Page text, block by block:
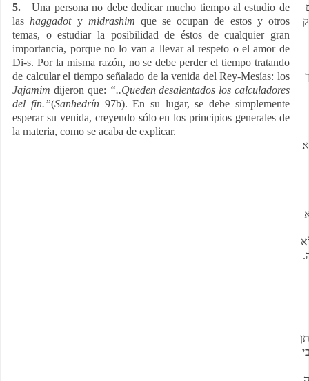
5. Una persona no debe dedicar mucho tiempo al estudio de
lashaggadoty midrashim que se ocupan de estos y otros
temas, o estudiar la posibilidad de éstos de cualquier gran
importancia, porque no lo van a llevar al respeto o el amor de
Di-s. Por la misma razón, no se debe perder el tiempo tratando
de calcular el tiempo señalado de la venida del Rey-Mesías: los
Jajamim dijeron que: “..Queden desalentados los calculadores
del fin.”(Sanhedrín97b). En su lugar, se debe simplemente
esperar su venida, creyendo sólo en los principios generales de
la materia, como se acaba de explicar.